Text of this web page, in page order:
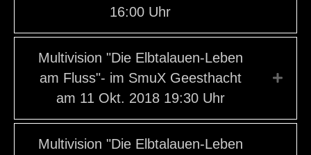
16:00 Uhr
Multivision "Die Elbtalauen-Leben
am Fluss"- im SmuX Geesthacht
am 11 Okt. 2018 19:30 Uhr
Multivision "Die Elbtalauen-Leben